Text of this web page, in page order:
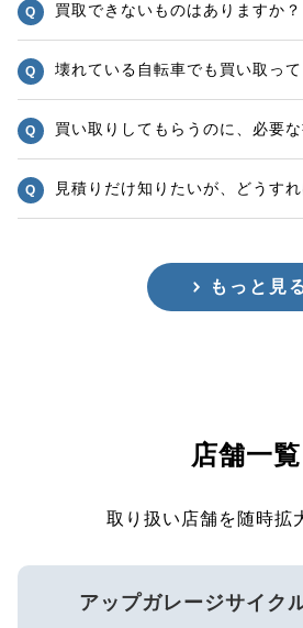
買取できないものはありますか？
壊れている自転車でも買い取っ
買い取りしてもらうのに、必要な
見積りだけ知りたいが、どうす
もっと見
店舗一覧
取り扱い店舗を随時拡
アップガレージサイク